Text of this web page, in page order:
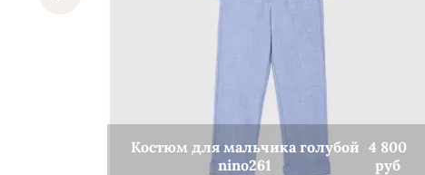
Костюм для мальчика голубой
nino261
4 800
руб